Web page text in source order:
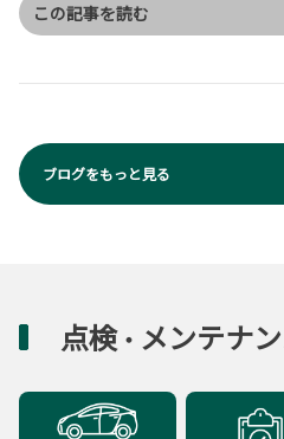
この記事を読む
ブログをもっと見る
点検・ メンテナ